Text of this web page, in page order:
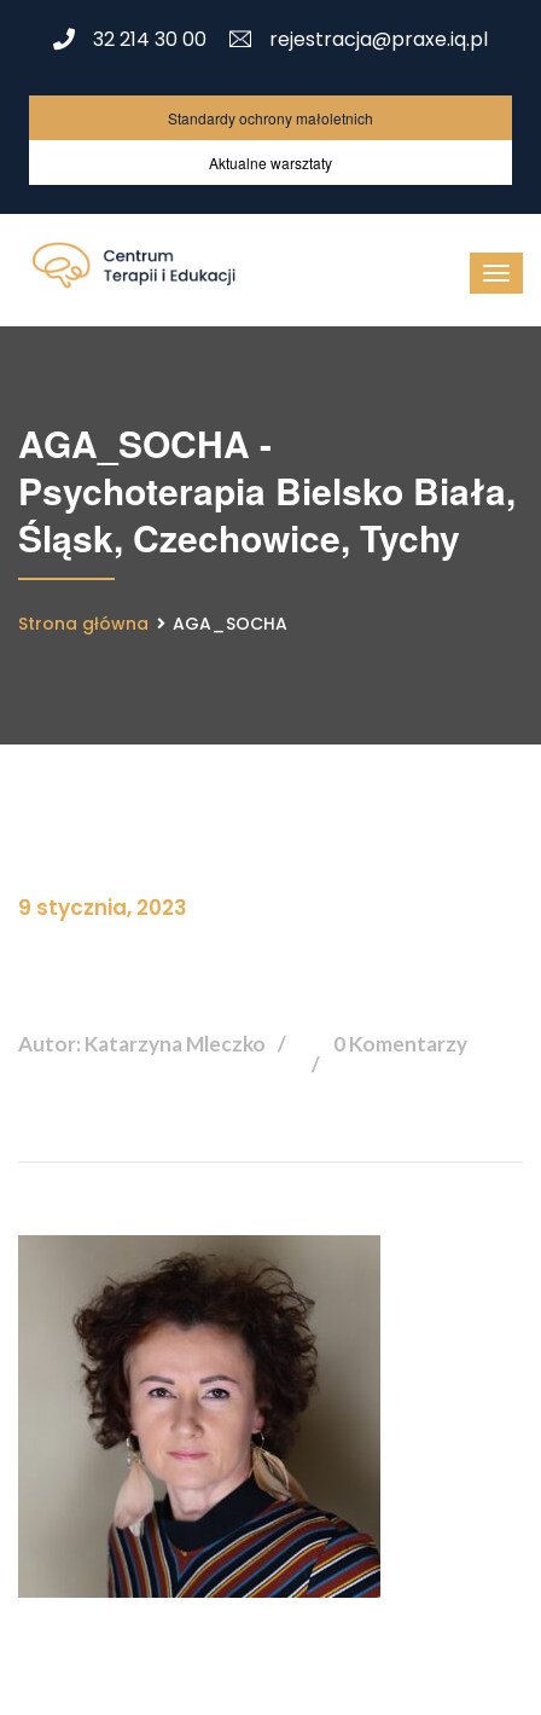
32 214 30 00 rejestracja@praxe.iq.pl
Standardy ochrony małoletnich
Aktualne warsztaty
AGA_SOCHA -
Psychoterapia Bielsko Biała,
Śląsk, Czechowice, Tychy
Strona główna AGA_SOCHA
9 stycznia, 2023
Autor: Katarzyna Mleczko 0 Komentarzy